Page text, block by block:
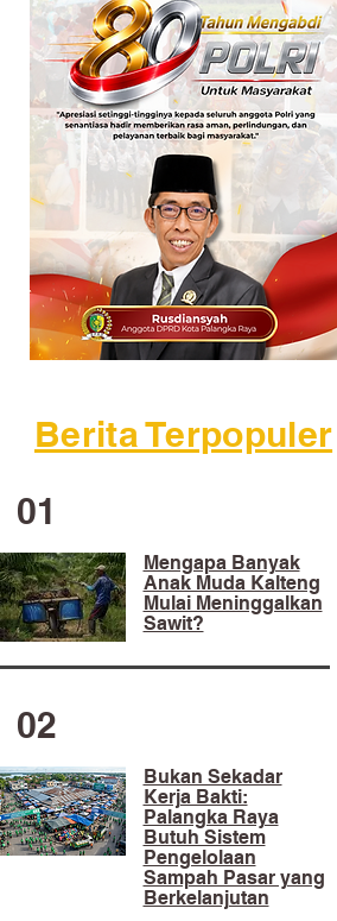
Berita Terpopuler
01
Mengapa Banyak
Anak Muda Kalteng
Mulai Meninggalkan
Sawit?
02
​Bukan Sekadar
Kerja Bakti:
Palangka Raya
Butuh Sistem
Pengelolaan
Sampah Pasar yang
Berkelanjutan